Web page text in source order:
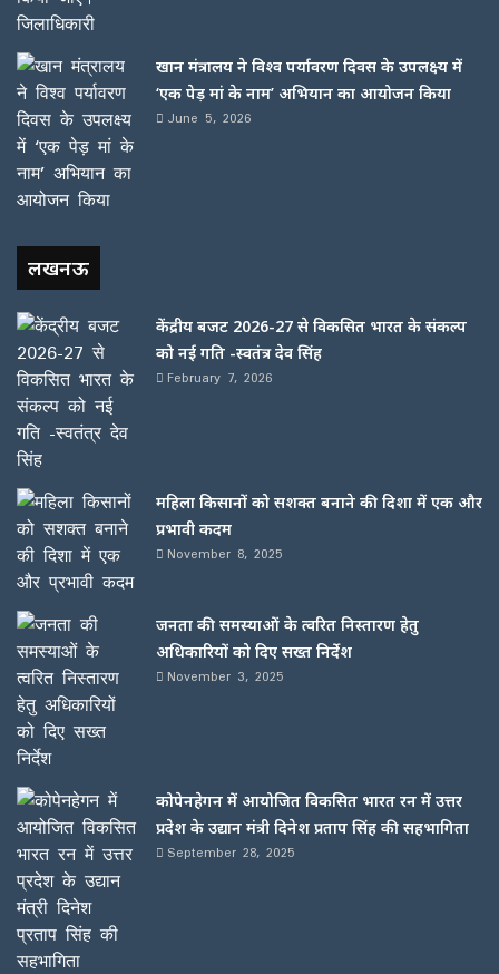
खान मंत्रालय ने विश्व पर्यावरण दिवस के उपलक्ष्य में
‘एक पेड़ मां के नाम’ अभियान का आयोजन किया
June 5, 2026
लखनऊ
केंद्रीय बजट 2026-27 से विकसित भारत के संकल्प
को नई गति -स्वतंत्र देव सिंह
February 7, 2026
महिला किसानों को सशक्त बनाने की दिशा में एक और
प्रभावी कदम
November 8, 2025
जनता की समस्याओं के त्वरित निस्तारण हेतु
अधिकारियों को दिए सख्त निर्देश
November 3, 2025
कोपेनहेगन में आयोजित विकसित भारत रन में उत्तर
प्रदेश के उद्यान मंत्री दिनेश प्रताप सिंह की सहभागिता
September 28, 2025